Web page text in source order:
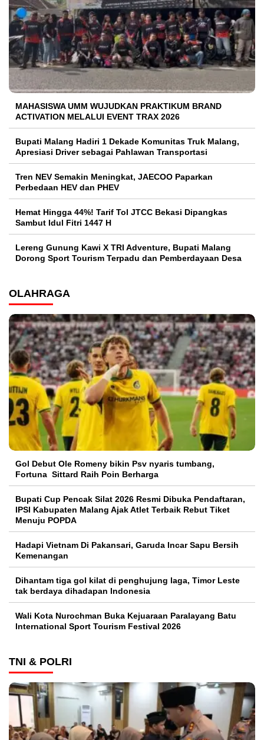
MAHASISWA UMM WUJUDKAN PRAKTIKUM BRAND
ACTIVATION MELALUI EVENT TRAX 2026
Bupati Malang Hadiri 1 Dekade Komunitas Truk Malang,
Apresiasi Driver sebagai Pahlawan Transportasi
Tren NEV Semakin Meningkat, JAECOO Paparkan
Perbedaan HEV dan PHEV
Hemat Hingga 44%! Tarif Tol JTCC Bekasi Dipangkas
Sambut Idul Fitri 1447 H
Lereng Gunung Kawi X TRI Adventure, Bupati Malang
Dorong Sport Tourism Terpadu dan Pemberdayaan Desa
OLAHRAGA
Gol Debut Ole Romeny bikin Psv nyaris tumbang,
Fortuna Sittard Raih Poin Berharga
Bupati Cup Pencak Silat 2026 Resmi Dibuka Pendaftaran,
IPSI Kabupaten Malang Ajak Atlet Terbaik Rebut Tiket
Menuju POPDA
Hadapi Vietnam Di Pakansari, Garuda Incar Sapu Bersih
Kemenangan
Dihantam tiga gol kilat di penghujung laga, Timor Leste
tak berdaya dihadapan Indonesia
Wali Kota Nurochman Buka Kejuaraan Paralayang Batu
International Sport Tourism Festival 2026
TNI & POLRI